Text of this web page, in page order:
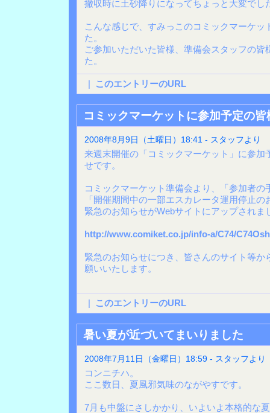
撤収時に土砂降りになってちょっと大変で
こんな感じで、すみっこのコミックマーケッ
た。
ご参加いただいた皆様、準備会スタッフの皆
た。
| このエントリーのURL
コミックマーケットに参加予定の
2008年8月9日（土曜日）18:41 - スタッフより
来週末開催の「コミックマーケット」に参加
せです。
コミックマーケット準備会より、「参加者
「開催期間中の一部エスカレータ運用停止
緊急のお知らせがWebサイトにアップされま
http://www.comiket.co.jp/info-a/C74/
緊急のお知らせにつき、皆さんのサイト等か
願いいたします。
| このエントリーのURL
暑い夏が近づいてまいりました
2008年7月11日（金曜日）18:59 - スタッフより
コンニチハ。
ここ数日、夏風邪気味のながやすです。
7月も中盤にさしかかり、いよいよ本格的な